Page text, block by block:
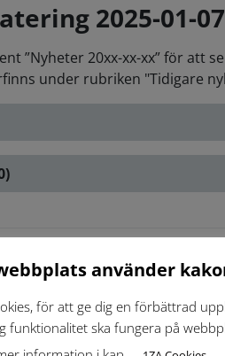
2025-01-07
”Nyheter 20xx-xx-xx” för att
under rubriken "Tidigare
använder
för att ge dig en förbättrad
funktionalitet ska fungera på